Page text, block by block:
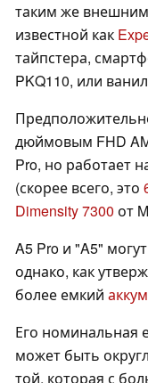
таким же внешним
известной как
тайпстера,
PKQ110, или
дюймовым FHD
Pro, но работает
(скорее всего, это
Dimensity 7300 от
A5 Pro и "A5"
однако, как
более емкий
Его номинальная
может быть
той, которая с